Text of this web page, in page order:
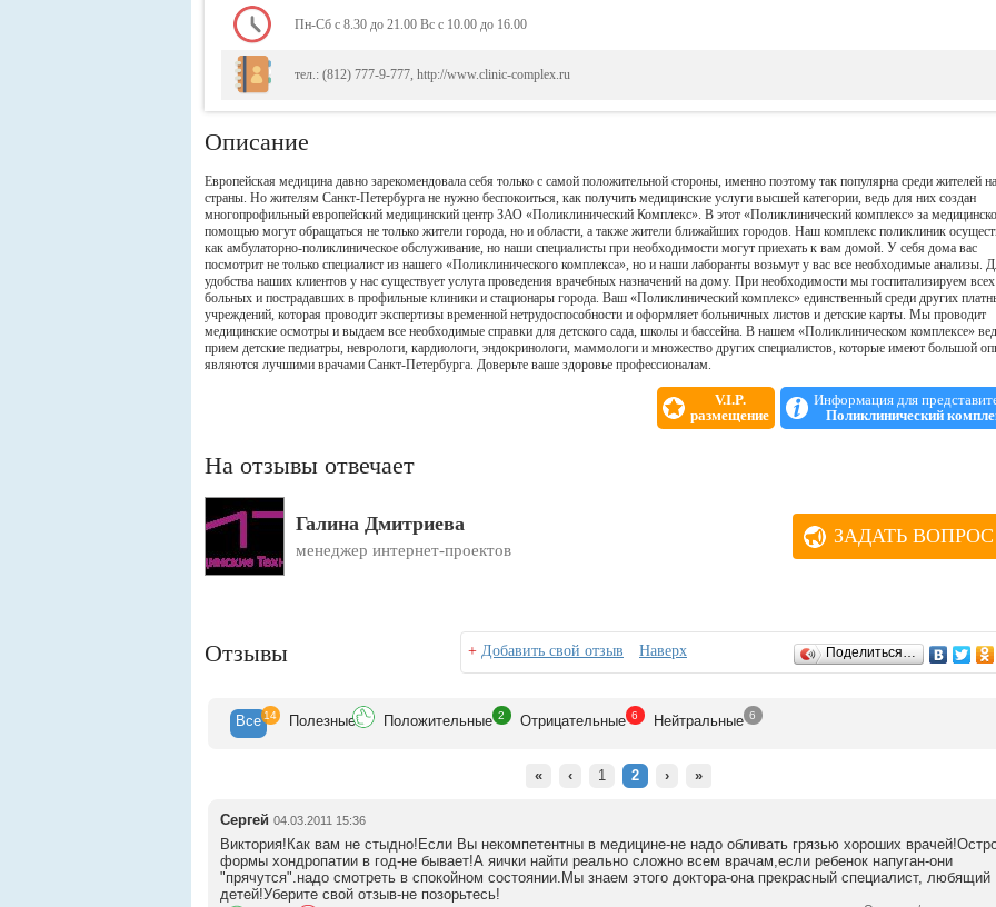
Пн-Сб с 8.30 до 21.00 Вс с 10.00 до 16.00
тел.: (812) 777-9-777, http://www.clinic-complex.ru
Описание
Европейская медицина давно зарекомендовала себя только с самой положительной стороны, именно поэтому так популярна среди жителей
страны. Но жителям Санкт-Петербурга не нужно беспокоиться, как получить медицинские услуги высшей категории, ведь для них создан
многопрофильный европейский медицинский центр ЗАО «Поликлинический Комплекс». В этот «Поликлинический комплекс» за
помощью могут обращаться не только жители города, но и области, а также жители ближайших городов. Наш комплекс поликлиник
как амбулаторно-поликлиническое обслуживание, но наши специалисты при необходимости могут приехать к вам домой. У себя дома вас
посмотрит не только специалист из нашего «Поликлинического комплекса», но и наши лаборанты возьмут у вас все необходимые анализы.
удобства наших клиентов у нас существует услуга проведения врачебных назначений на дому. При необходимости мы госпитализируем всех
больных и пострадавших в профильные клиники и стационары города. Ваш «Поликлинический комплекс» единственный среди других
учреждений, которая проводит экспертизы временной нетрудоспособности и оформляет больничных листов и детские карты. Мы проводит
медицинские осмотры и выдаем все необходимые справки для детского сада, школы и бассейна. В нашем «Поликлиническом комплексе»
прием детские педиатры, неврологи, кардиологи, эндокринологи, маммологи и множество других специалистов, которые имеют большой
являются лучшими врачами Санкт-Петербурга. Доверьте ваше здоровье профессионалам.
V.I.P.
размещение
Информация для
Поликлинический
На отзывы отвечает
Галина Дмитриева
менеджер интернет-проектов
ЗАДАТЬ ВОПРОС
Отзывы + Добавить свой отзыв Наверх Поделиться…
Все 14 Полезные Положительные 2 Отрицательные 6 Нейтральные 6
« ‹ 1 2 › »
Сергей 04.03.2011 15:36
Виктория!Как вам не стыдно!Если Вы некомпетентны в медицине-не надо обливать грязью хороших
формы хондропатии в год-не бывает!А яички найти реально сложно всем врачам,если ребенок напуган-они
"прячутся".надо смотреть в спокойном состоянии.Мы знаем этого доктора-она прекрасный специалист, любящий
детей!Уберите свой отзыв-не позорьтесь!